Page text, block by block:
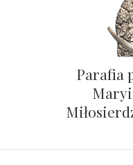
Parafia